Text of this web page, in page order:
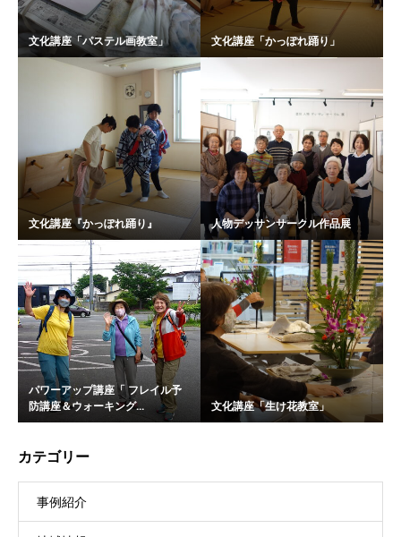
文化講座「パステル画教室」 文化講座「かっぽれ踊り」
文化講座『かっぽれ踊り』 人物デッサンサークル作品展
パワーアップ講座「 フレイル予
防講座＆ウォーキング...
文化講座「生け花教室」
カテゴリー
事例紹介